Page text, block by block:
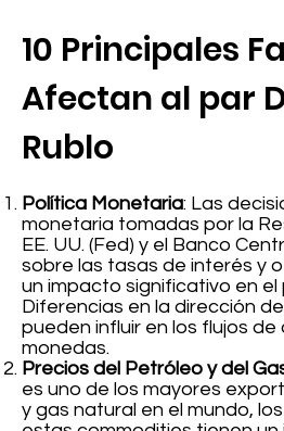
10 Principales
Afectan al par
Rublo
Política Monetaria: Las
monetaria tomadas por la
EE. UU. (Fed) y el Banco
sobre las tasas de interés y
un impacto significativo en el
Diferencias en la dirección
pueden influir en los flujos
monedas.
Precios del Petróleo y del
es uno de los mayores
y gas natural en el mundo,